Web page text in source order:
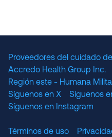
Proveedores del cuidado
Accredo Health Group Inc.
Región este - Humana
Síguenos en X
Síguenos
Síguenos en Instagram
Términos de uso